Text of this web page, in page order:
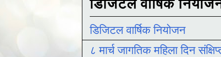
डिजिटल वार्षिक
डिजिटल वार्षिक नियोजन
८ मार्च जागतिक महिला दिन